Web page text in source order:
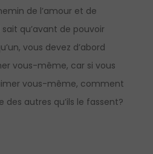
de l’amour et de
qu’avant de pouvoir
vous devez d’abord
vous-même, car si vous
vous-même, comment
autres qu’ils le fassent?